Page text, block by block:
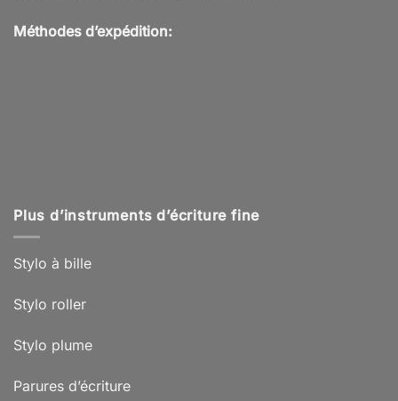
Méthodes d’expédition:
Plus d’instruments d’écriture fine
Stylo à bille
Stylo roller
Stylo plume
Parures d’écriture